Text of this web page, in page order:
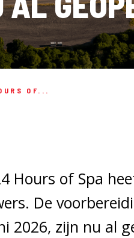
OF...
Hours of Spa
De
2026, zijn nu al